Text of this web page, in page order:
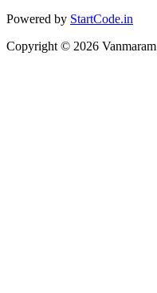
Powered by StartCode.in
Copyright © 2026 Vanmaram